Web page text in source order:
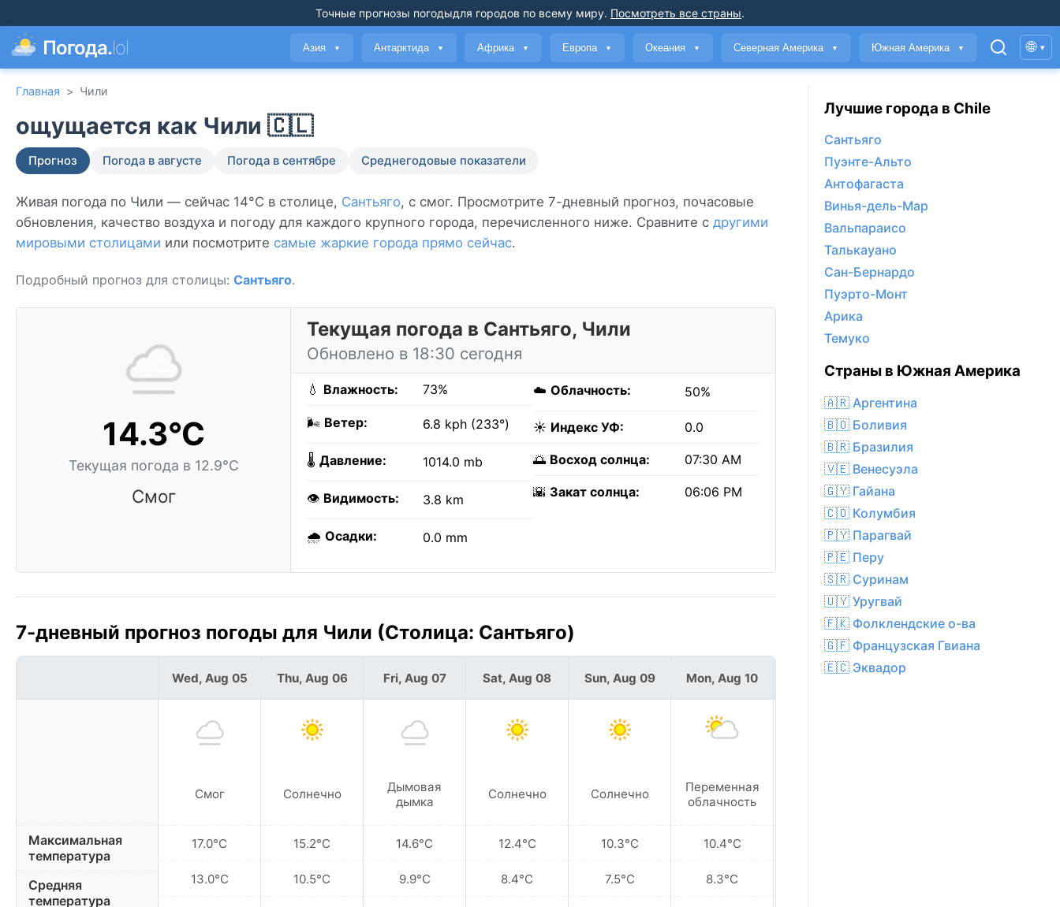
Точные прогнозы погодыдля городов по всему миру. Посмотреть все страны.
Погода.lol Азия ▼ Антарктида ▼ Африка ▼ Европа ▼ Океания ▼ Северная Америка ▼ Южная Америка ▼ 🌐 ▾
Главная > Чили
ощущается как Чили 🇨🇱
Прогноз Погода в августе Погода в сентябре Среднегодовые показатели
Живая погода по Чили — сейчас 14°C в столице, Сантьяго, с смог. Просмотрите 7-дневный прогноз, почасовые
обновления, качество воздуха и погоду для каждого крупного города, перечисленного ниже. Сравните с другими
мировыми столицами или посмотрите самые жаркие города прямо сейчас.
Подробный прогноз для столицы: Сантьяго.
14.3°C
Текущая погода в 12.9°C
Смог
Текущая погода в Сантьяго, Чили
Обновлено в 18:30 сегодня
💧 Влажность: 73%
🌬️ Ветер: 6.8 kph (233°)
🌡️ Давление: 1014.0 mb
👁️ Видимость: 3.8 km
🌧️ Осадки: 0.0 mm
☁️ Облачность: 50%
☀️ Индекс УФ: 0.0
🌅 Восход солнца: 07:30 AM
🌇 Закат солнца: 06:06 PM
7-дневный прогноз погоды для Чили (Столица: Сантьяго)
Максимальная
температура
Средняя
температура
Wed, Aug 05
Смог
17.0°C
13.0°C
Thu, Aug 06
Солнечно
15.2°C
10.5°C
Fri, Aug 07
Дымовая
дымка
14.6°C
9.9°C
Sat, Aug 08
Солнечно
12.4°C
8.4°C
Sun, Aug 09
Солнечно
10.3°C
7.5°C
Mon, Aug 10
Переменная
облачность
10.4°C
8.3°C
Tue, Aug 11
Лучшие города в Chile
Сантьяго
Пуэнте-Альто
Антофагаста
Винья-дель-Мар
Вальпараисо
Талькауано
Сан-Бернардо
Пуэрто-Монт
Арика
Темуко
Страны в Южная Америка
🇦🇷 Аргентина
🇧🇴 Боливия
🇧🇷 Бразилия
🇻🇪 Венесуэла
🇬🇾 Гайана
🇨🇴 Колумбия
🇵🇾 Парагвай
🇵🇪 Перу
🇸🇷 Суринам
🇺🇾 Уругвай
🇫🇰 Фолклендские о-ва
🇬🇫 Французская Гвиана
🇪🇨 Эквадор